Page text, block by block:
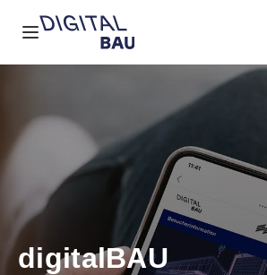
Navigation öffnen
digitalBAU